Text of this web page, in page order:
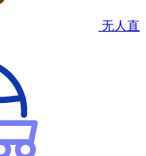
无人直